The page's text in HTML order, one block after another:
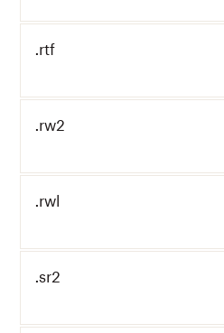
.rtf
.rw2
.rwl
.sr2